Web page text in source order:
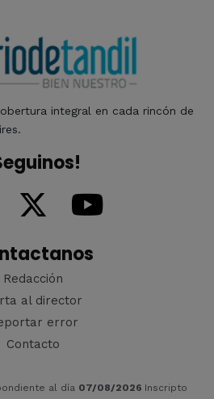
integral en cada rincón de
Redacción
al director
error
Contacto
al día 07/08/2026 Inscripto